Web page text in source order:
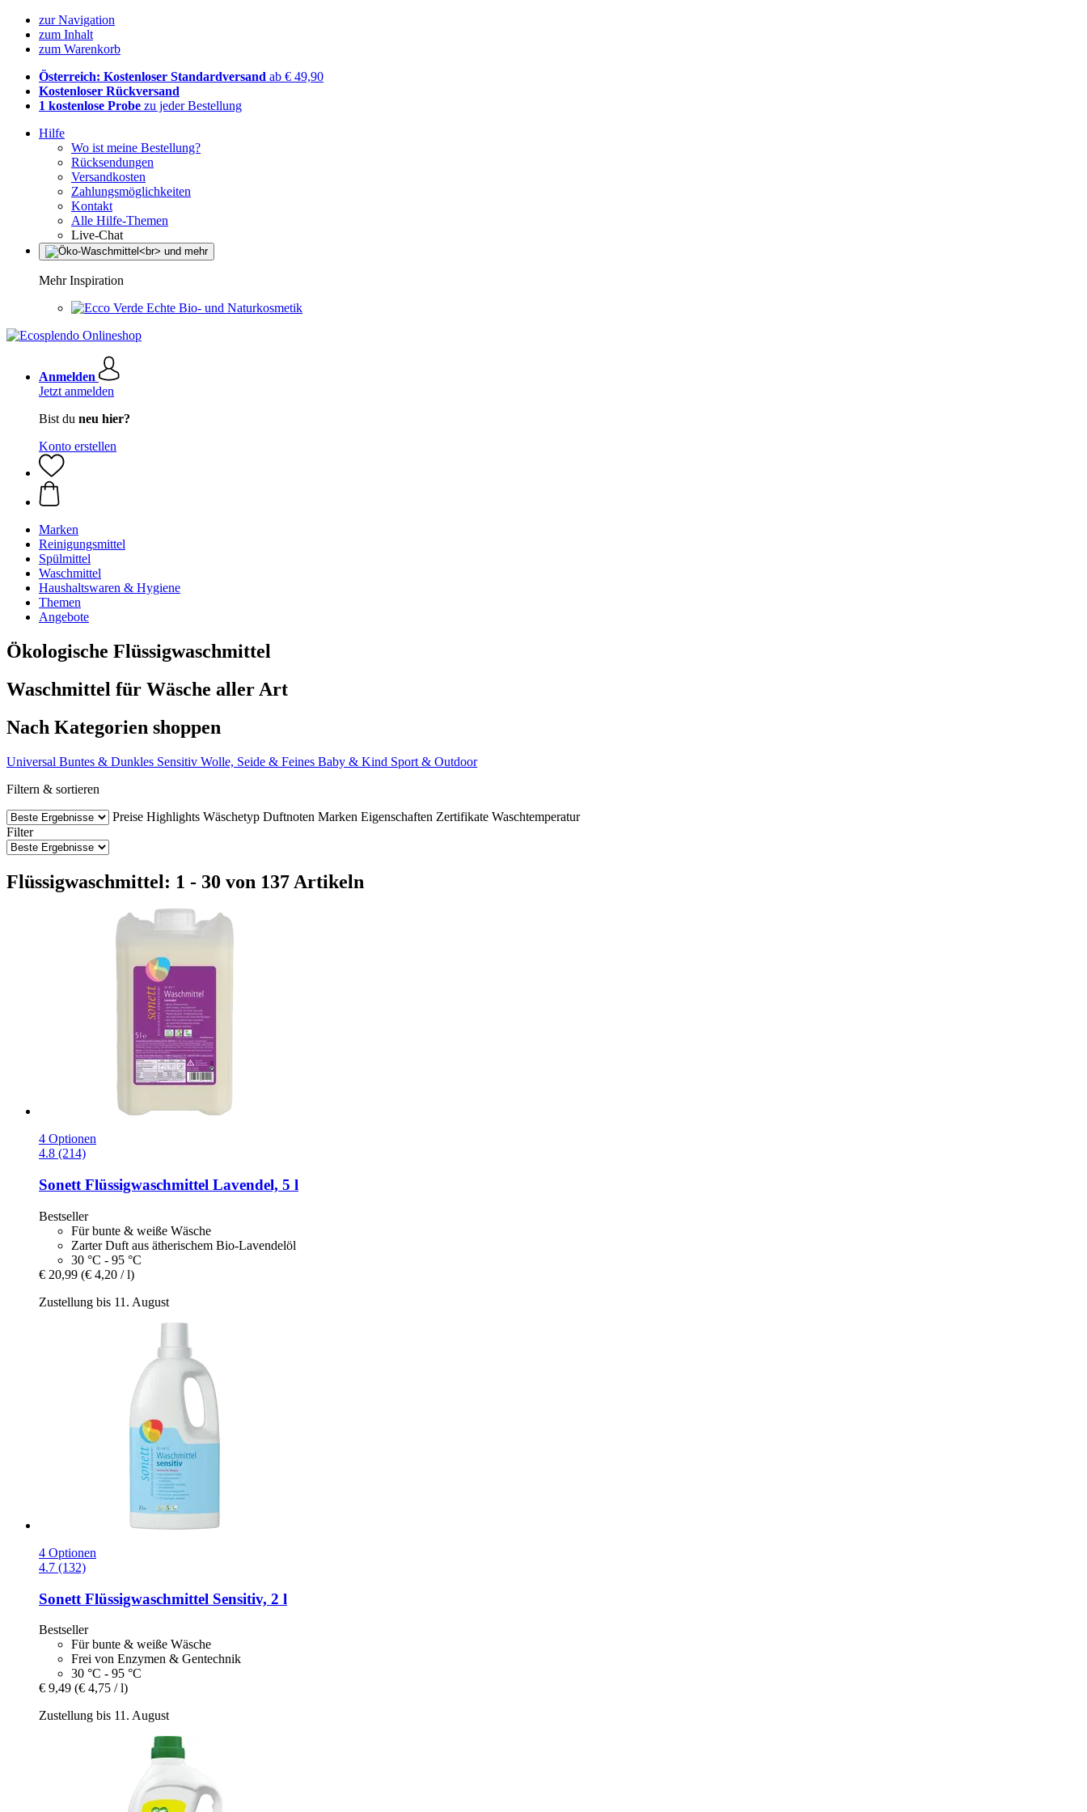
zur Navigation
zum Inhalt
zum Warenkorb
Österreich: Kostenloser Standardversand ab € 49,90
Kostenloser Rückversand
1 kostenlose Probe zu jeder Bestellung
Hilfe
Wo ist meine Bestellung?
Rücksendungen
Versandkosten
Zahlungsmöglichkeiten
Kontakt
Alle Hilfe-Themen
Live-Chat
Mehr Inspiration
Echte Bio- und Naturkosmetik
Anmelden
Jetzt anmelden
Bist du neu hier?
Konto erstellen
Marken
Reinigungsmittel
Spülmittel
Waschmittel
Haushaltswaren & Hygiene
Themen
Angebote
Ökologische Flüssigwaschmittel
Waschmittel für Wäsche aller Art
Nach Kategorien shoppen
Universal Buntes & Dunkles Sensitiv Wolle, Seide & Feines Baby & Kind Sport & Outdoor
Filtern & sortieren
Preise Highlights Wäschetyp Duftnoten Marken Eigenschaften Zertifikate Waschtemperatur
Filter
Flüssigwaschmittel: 1 - 30 von 137 Artikeln
4 Optionen
4.8 (214)
Sonett Flüssigwaschmittel Lavendel, 5 l
Bestseller
Für bunte & weiße Wäsche
Zarter Duft aus ätherischem Bio-Lavendelöl
30 °C - 95 °C
€ 20,99 (€ 4,20 / l)
Zustellung bis 11. August
4 Optionen
4.7 (132)
Sonett Flüssigwaschmittel Sensitiv, 2 l
Bestseller
Für bunte & weiße Wäsche
Frei von Enzymen & Gentechnik
30 °C - 95 °C
€ 9,49 (€ 4,75 / l)
Zustellung bis 11. August